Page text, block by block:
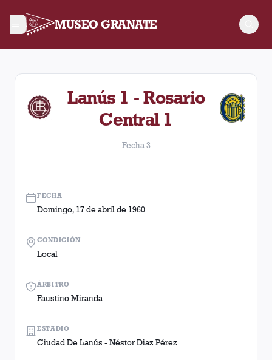
MUSEO GRANATE
Fecha 3. Partido entre Lanús y Rosario Central disputado
Lanús 1 - Rosario
Central 1
Fecha 3
FECHA
Domingo, 17 de abril de 1960
ÁRBITRO
Faustino Miranda
CONDICIÓN
Local
ESTADIO
Ciudad De Lanús - Néstor Diaz Pérez